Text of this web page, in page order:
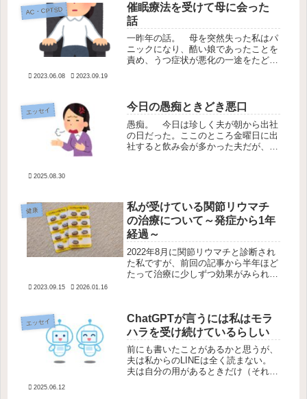
AC・CPTSD
催眠療法を受けて母に会った
話
一昨年の話。 母を突然失った私はパ
ニックになり、酷い娘であったことを
責め、うつ症状が悪化の一途をたどっ
早く死にたいと自傷する日々。精神科
に...
2023.06.08 2023.09.19
エッセイ 今日の愚痴ときどき悪口
愚痴。 今日は珍しく夫が朝から出社
の日だった。ここのところ金曜日に出
社すると飲み会が多かった夫だが、今
チ...
2025.08.30
健康
私が受けている関節リウマチ
の治療について～発症から1年
経過～
2022年8月に関節リウマチと診断され
た私ですが、前回の記事から半年ほど
たって治療に少しずつ効果がみられる
て・・・など経過報告です。発症～...
2023.09.15 2026.01.16
エッセイ
ChatGPTが言うには私はモラ
ハラを受け続けているらしい
前にも書いたことがあるかと思うが、
夫は私からのLINEは全く読まない。
夫は自分の用があるときだけ（それま
2025.06.12